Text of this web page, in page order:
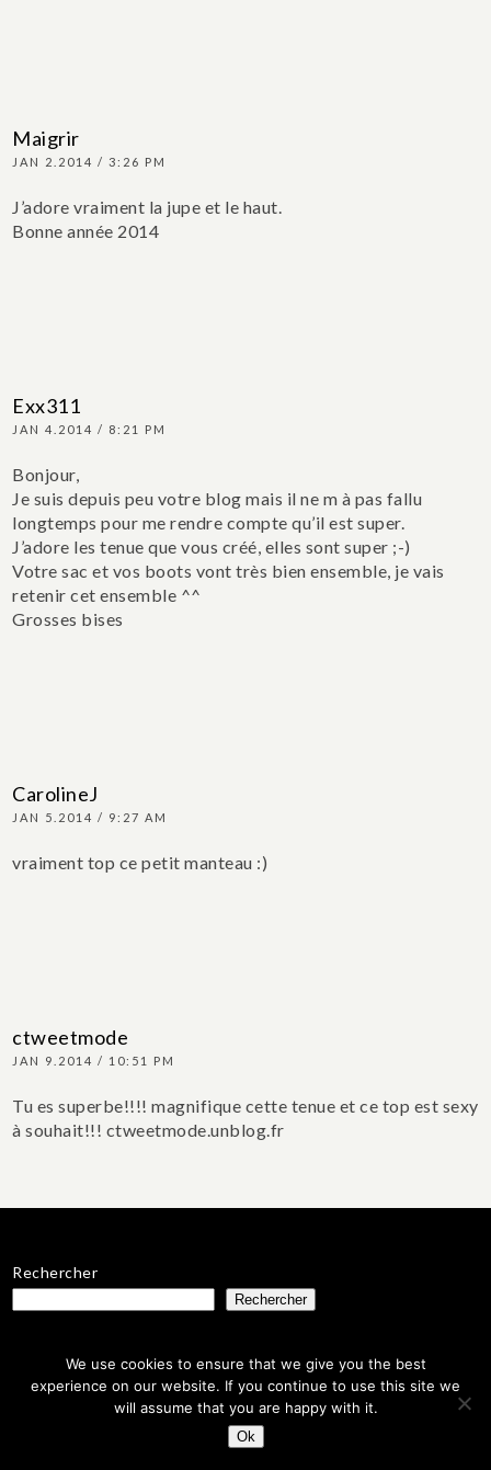
Maigrir
JAN 2.2014 / 3:26 PM
J’adore vraiment la jupe et le haut.
Bonne année 2014
Exx311
JAN 4.2014 / 8:21 PM
Bonjour,
Je suis depuis peu votre blog mais il ne m à pas fallu
longtemps pour me rendre compte qu’il est super.
J’adore les tenue que vous créé, elles sont super ;-)
Votre sac et vos boots vont très bien ensemble, je vais
retenir cet ensemble ^^
Grosses bises
CarolineJ
JAN 5.2014 / 9:27 AM
vraiment top ce petit manteau :)
ctweetmode
JAN 9.2014 / 10:51 PM
Tu es superbe!!!! magnifique cette tenue et ce top est sexy
à souhait!!! ctweetmode.unblog.fr
Rechercher
Rechercher
estelle
Mode / beauté / voyage Maman : Alma 3 ans
Experte en
drainage lymphatique @estelle.renatafranca
contact@estelleblogmode.com
We use cookies to ensure that we give you the best
experience on our website. If you continue to use this site we
will assume that you are happy with it.
Ok